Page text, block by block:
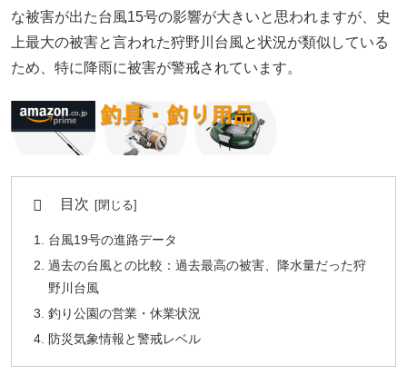
な被害が出た台風15号の影響が大きいと思われますが、史
上最大の被害と言われた狩野川台風と状況が類似している
ため、特に降雨に被害が警戒されています。
目次
台風19号の進路データ
過去の台風との比較：過去最高の被害、降水量だった狩
野川台風
釣り公園の営業・休業状況
防災気象情報と警戒レベル